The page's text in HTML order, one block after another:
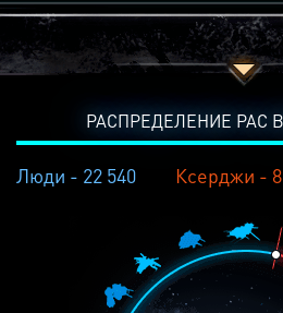
РАСПРЕДЕЛЕНИЕ РАС
Люди - 22 540 Ксерджи -